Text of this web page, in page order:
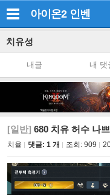
아이온2 인벤
치유성
내글 내 댓
[일반] 680 치유 허수 나
치윹 댓글: 1 개 조회: 909